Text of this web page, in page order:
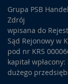
Grupa PSB
Zdrój
wpisana do
Sąd Rejonowy w
pod nr KRS
kapitał
dużego